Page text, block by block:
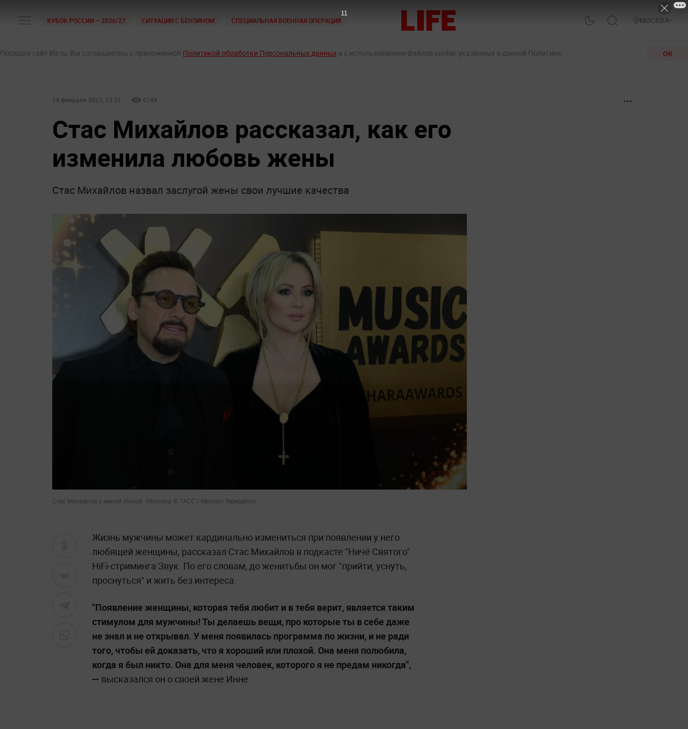
КУБОК РОССИИ — 2026/27 СИТУАЦИЯ С БЕНЗИНОМ СПЕЦИАЛЬНАЯ ВОЕННАЯ ОПЕРАЦИЯ МОСКВА
Посещая сайт life.ru, Вы соглашаетесь с приложенной Политикой обработки Персональных данных и с использованием файлов cookie, указанных в данной Политике. ОК
14 февраля 2023, 13:31 5744
Стас Михайлов рассказал, как его
изменила любовь жены
Стас Михайлов назвал заслугой жены свои лучшие качества
Стас Михайлов с женой Инной. Обложка © ТАСС / Михаил Терещенко
Жизнь мужчины может кардинально измениться при появлении у него
любящей женщины, рассказал Стас Михайлов в подкасте "Ничё Святого"
HiFi-стриминга Звук. По его словам, до женитьбы он мог "прийти, уснуть,
проснуться" и жить без интереса.
"Появление женщины, которая тебя любит и в тебя верит, является таким
стимулом для мужчины! Ты делаешь вещи, про которые ты в себе даже
не знал и не открывал. У меня появилась программа по жизни, и не ради
того, чтобы ей доказать, что я хороший или плохой. Она меня полюбила,
когда я был никто. Она для меня человек, которого я не предам никогда",
— высказался он о своей жене Инне.
10